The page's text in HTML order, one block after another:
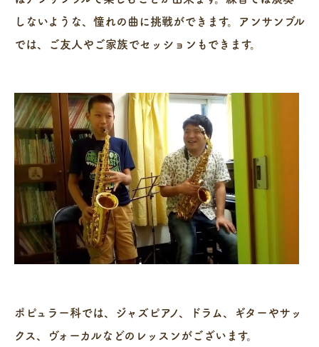
しないような、憧れの曲に挑戦ができます。アンサンブル
では、ご友人やご家族でセッションもできます。
ポピュラー科では、ジャズピアノ、ドラム、ギターやサッ
クス、ヴォーカルなどのレッスンがございます。